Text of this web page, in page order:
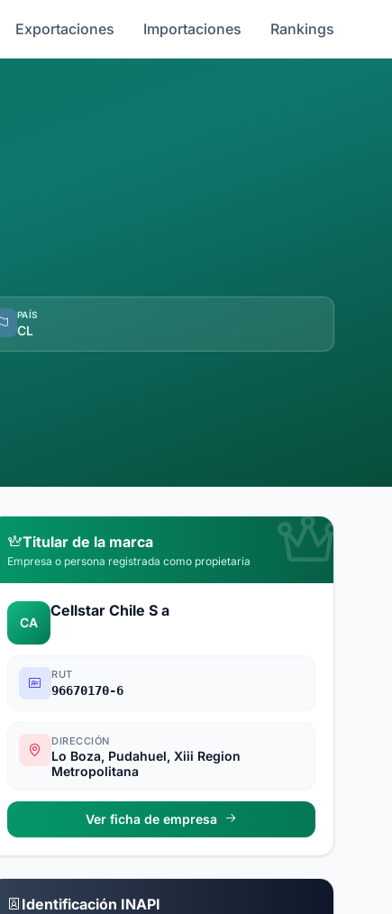
Exportaciones Importaciones Rankings
PAÍS
CL
Titular de la marca
Empresa o persona registrada como propietaria
CA
Cellstar Chile S a
RUT
96670170-6
DIRECCIÓN
Lo Boza, Pudahuel, Xiii Region
Metropolitana
Ver ficha de empresa
Identificación INAPI